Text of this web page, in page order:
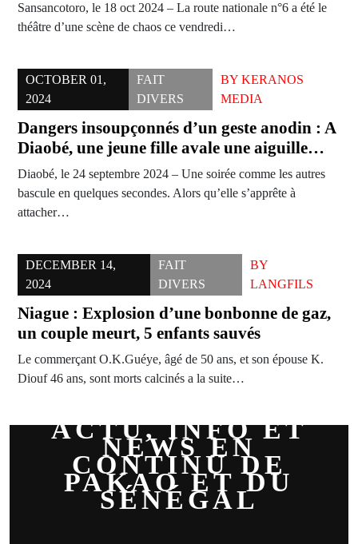
Sansancotoro, le 18 oct 2024 – La route nationale n°6 a été le
théâtre d’une scène de chaos ce vendredi…
OCTOBER 01,
2024
FAIT
DIVERS
BYKERANOS
MEDIA
Dangers insoupçonnés d’un geste anodin : A
Diaobé, une jeune fille avale une aiguille…
Diaobé, le 24 septembre 2024 – Une soirée comme les autres
bascule en quelques secondes. Alors qu’elle s’apprête à
attacher…
DECEMBER 14,
2024
FAIT
DIVERS
BY
LANGFILS
Niague : Explosion d’une bonbonne de gaz,
un couple meurt, 5 enfants sauvés
Le commerçant O.K.Guéye, âgé de 50 ans, et son épouse K.
Diouf 46 ans, sont morts calcinés a la suite…
ACTU, INFO ET
NEWS EN
CONTINU DE
PAKAO ET DU
SÉNÉGAL